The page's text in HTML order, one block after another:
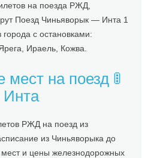
на поезда РЖД,
Поезд Чиньяворык — Инта 1
с остановками:
Ираель, Кожва.
на поезд 🚦
РЖД на поезд из
из Чиньяворыка до
и цены железнодорожных